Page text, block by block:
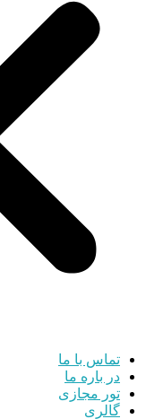
تماس با ما
در باره ما
تور مجازی
گالری